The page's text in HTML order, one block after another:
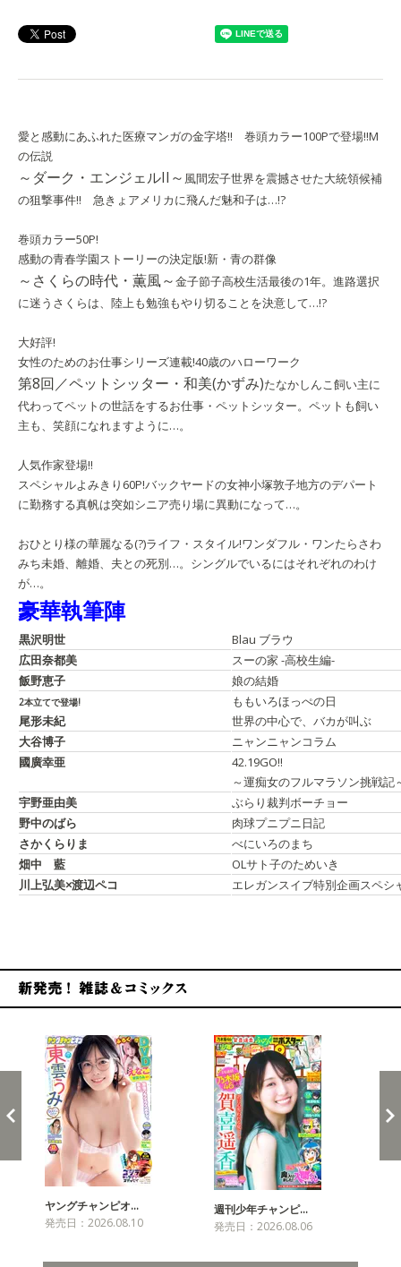
愛と感動にあふれた医療マンガの金字塔!! 巻頭カラー100Pで登場!!M
の伝説
～ダーク・エンジェルII～ 風間宏子世界を震撼させた大統領候補
の狙撃事件!! 急きょアメリカに飛んだ魅和子は…!?
巻頭カラー50P!
感動の青春学園ストーリーの決定版!新・青の群像
～さくらの時代・薫風～金子節子高校生活最後の1年。進路選択
に迷うさくらは、陸上も勉強もやり切ることを決意して…!?
大好評!
女性のためのお仕事シリーズ連載!40歳のハローワーク
第8回／ペットシッター・和美(かずみ)たなかしんこ飼い主に
代わってペットの世話をするお仕事・ペットシッター。ペットも飼い
主も、笑顔になれますように…。
人気作家登場!!
スペシャルよみきり60P!バックヤードの女神小塚敦子地方のデパート
に勤務する真帆は突如シニア売り場に異動になって…。
おひとり様の華麗なる(?)ライフ・スタイル!ワンダフル・ワンたらさわ
みち未婚、離婚、夫との死別…。シングルでいるにはそれぞれのわけ
が…。
豪華執筆陣
黒沢明世
Blau ブラウ
広田奈都美
スーの家 -高校生編-
飯野恵子
娘の結婚
2本立てで登場!
尾形未紀
ももいろほっぺの日
世界の中心で、バカが叫ぶ
大谷博子
ニャンニャンコラム
國廣幸亜
42.19GO!!
～運痴女のフルマラソン挑戦記
宇野亜由美
ぶらり裁判ボーチョー
野中のばら
肉球プニプニ日記
さかくらりま
べにいろのまち
畑中 藍
OLサト子のためいき
川上弘美×渡辺ペコ
エレガンスイブ特別企画スペシ
ヤングチャンピオ…
発売日：2026.08.10
週刊少年チャンピ…
発売日：2026.08.06